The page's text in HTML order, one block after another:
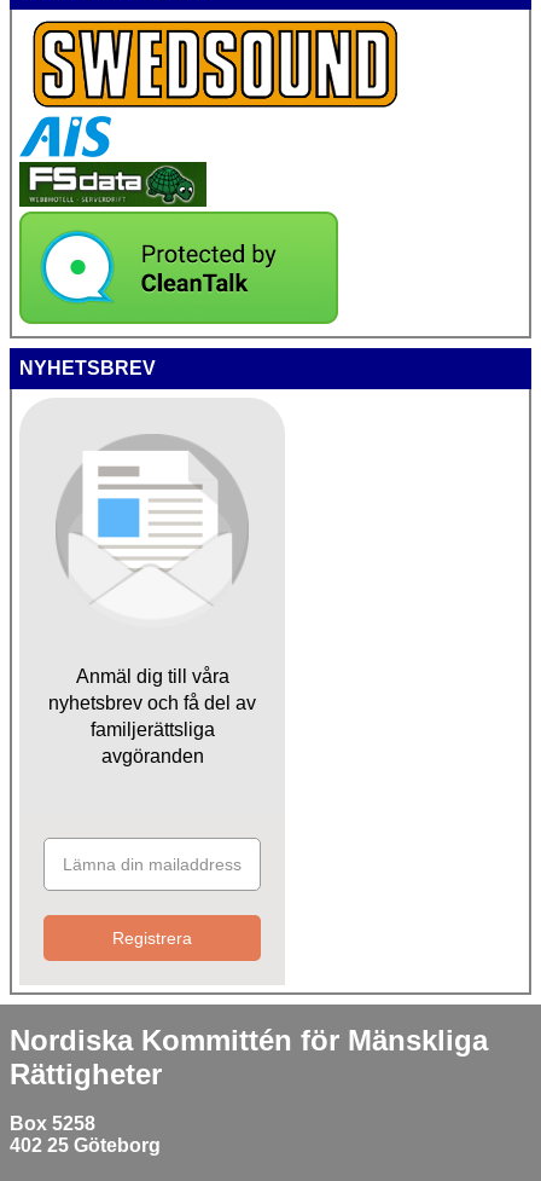
NYHETSBREV
Anmäl dig till våra
nyhetsbrev och få del av
familjerättsliga
avgöranden
Registrera
Nordiska Kommittén för Mänskliga
Rättigheter
Box 5258
402 25 Göteborg